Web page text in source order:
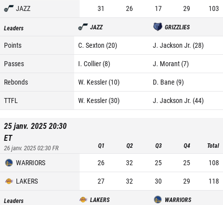
JAZZ
31 26 17 29 103
Leaders JAZZ GRIZZLIES
Points C. Sexton (20)
J. Jackson Jr. (28)
Passes
I. Collier (8)
J. Morant (7)
Rebonds
W. Kessler (10)
D. Bane (9)
TTFL
W. Kessler (30) J. Jackson Jr. (44)
25 janv. 2025 20:30
ET
26 janv. 2025 02:30FR Q1 Q2 Q3 Q4 Total
WARRIORS 26 32 25 25
108
LAKERS
27 32 30 29 118
Leaders LAKERS WARRIORS